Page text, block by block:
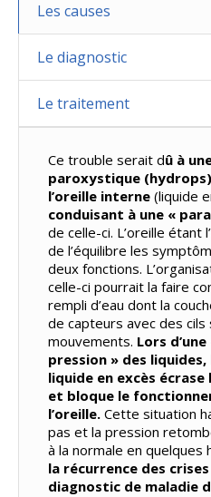
Les causes
Le diagnostic
Le traitement
Ce trouble serait dû à
paroxystique
l’oreille interne(liquide
conduisant à une «
de celle-ci. L’oreille étant
de l’équilibre les
deux fonctions.
celle-ci pourrait la faire
rempli d’eau dont la
de capteurs avec des cils
mouvements. Lors
pression » des
liquide en excès
et bloque le
l’oreille.Cette situation
pas et la pression
à la normale en quelques
la récurrence des
diagnostic de maladie